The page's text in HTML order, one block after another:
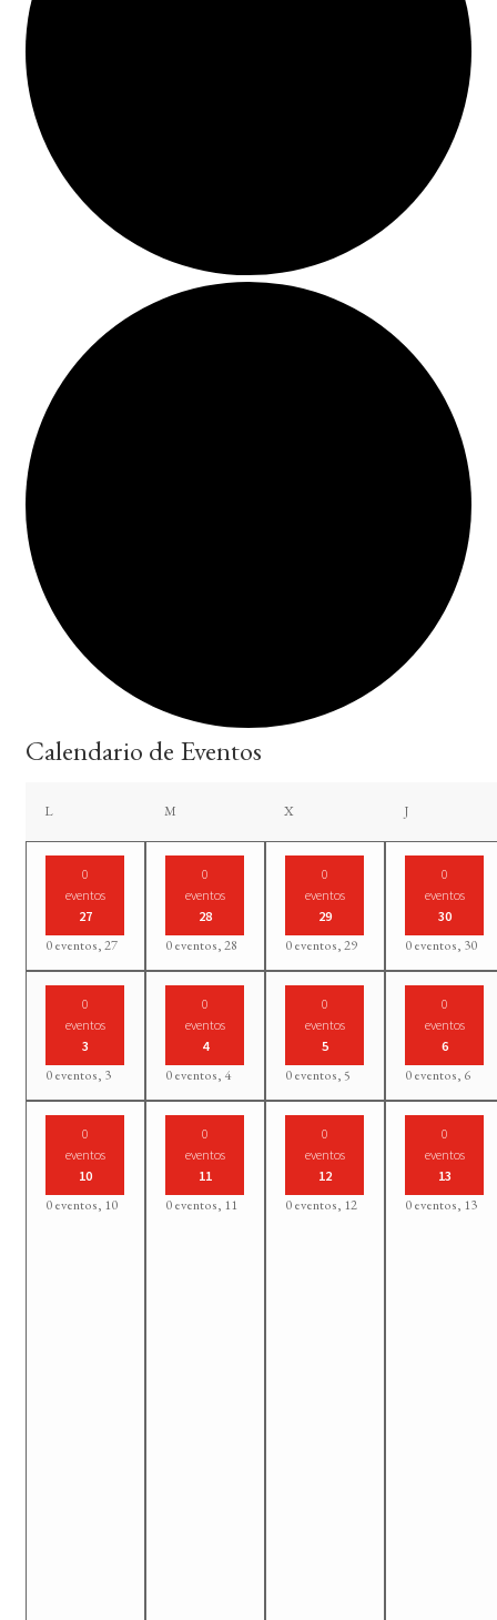
Calendario de Eventos
Llunes Mmartes Xmiércoles Jjueves
0
eventos
27
0 eventos,27
0
eventos
28
0 eventos,28
0
eventos
29
0 eventos,29
0
eventos
30
0 eventos, 30
0
eventos
3
0 eventos, 3
0
eventos
4
0 eventos, 4
0
eventos
5
0 eventos,5
0
eventos
6
0 eventos, 6
0
eventos
10
0 eventos, 10
0
eventos
11
0 eventos, 11
0
eventos
12
0 eventos, 12
0
eventos
13
0 eventos, 13